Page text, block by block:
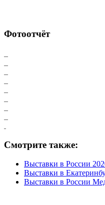
Фотоотчёт
Смотрите также:
Выставки в России
Выставки в
Выставки в России